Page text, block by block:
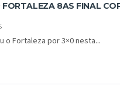
8AS FINAL
o Fortaleza por 3×0 nesta...